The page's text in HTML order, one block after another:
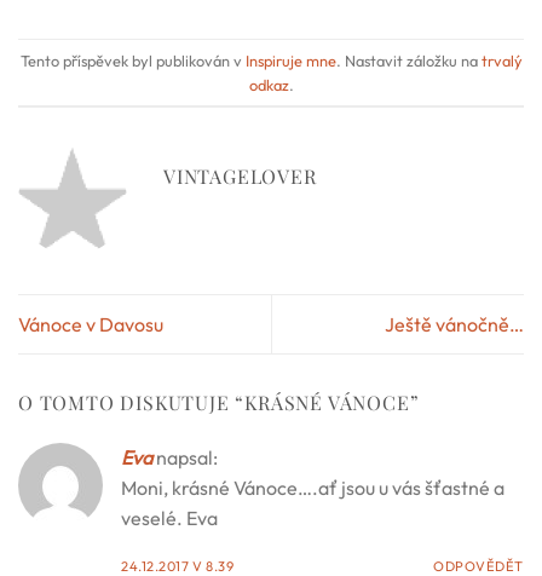
Tento příspěvek byl publikován v Inspiruje mne. Nastavit záložku natrvalý
odkaz.
VINTAGELOVER
Vánoce v Davosu Ještě vánočně…
O TOMTO DISKUTUJE “KRÁSNÉ VÁNOCE”
Eva napsal:
Moni, krásné Vánoce….ať jsou u vás šťastné a
veselé. Eva
24.12.2017 V 8.39 ODPOVĚDĚT